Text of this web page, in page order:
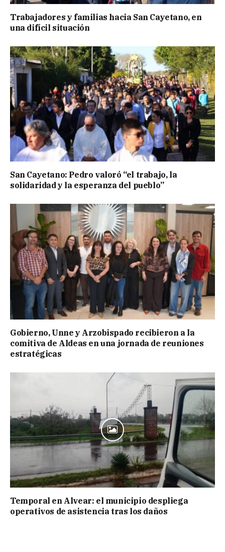
Trabajadores y familias hacia San Cayetano, en
una difícil situación
San Cayetano: Pedro valoró “el trabajo, la
solidaridad y la esperanza del pueblo”
Gobierno, Unne y Arzobispado recibieron a la
comitiva de Aldeas en una jornada de reuniones
estratégicas
Temporal en Alvear: el municipio despliega
operativos de asistencia tras los daños